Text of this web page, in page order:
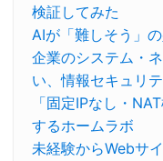
検証してみた
AIが「難しそう」
企業のシステム・
い、情報セキュリ
「固定IPなし・
するホームラボ
未経験からWebサ